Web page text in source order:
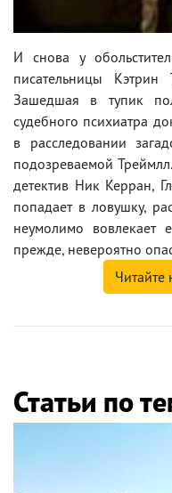
И снова у
писательницы
Зашедшая в тупик
судебного психиатра
в расследовании
подозреваемой
детектив Ник Керран,
попадает в ловушку,
неумолимо вовлекает
прежде, невероятно
Читайте
Статьи по